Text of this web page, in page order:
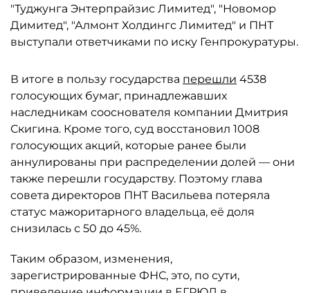
"Туджунга Энтерпрайзис Лимитед", "Новомор
Димитед", "Алмонт Холдингс Лимитед" и ПНТ
выступали ответчиками по иску Генпрокуратуры.
В итоге в пользу государства перешли 4538
голосующих бумаг, принадлежавших
наследникам сооснователя компании Дмитрия
Скигина. Кроме того, суд восстановил 1008
голосующих акций, которые ранее были
аннулированы при распределении долей — они
также перешли государству. Поэтому глава
совета директоров ПНТ Васильева потеряла
статус мажоритарного владельца, её доля
снизилась с 50 до 45%.
Таким образом, изменения,
зарегистрированные ФНС, это, по сути,